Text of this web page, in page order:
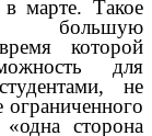
марте. Такое
большую
которой
для
не
сторона